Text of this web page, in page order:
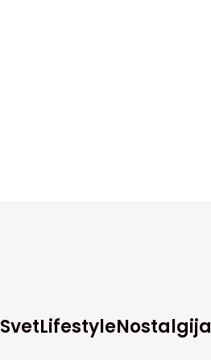
SvetLifestyleNostalgija